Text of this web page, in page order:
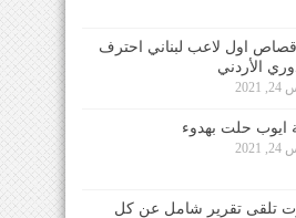
اول لاعب لبناني احترف
الأردني
ايوب حلت بهدوء
تلقى تقرير شامل عن كل